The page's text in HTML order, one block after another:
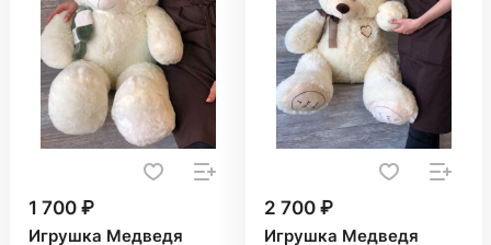
1 700 ₽
Игрушка Медведя
2 700 ₽
Игрушка Медведя